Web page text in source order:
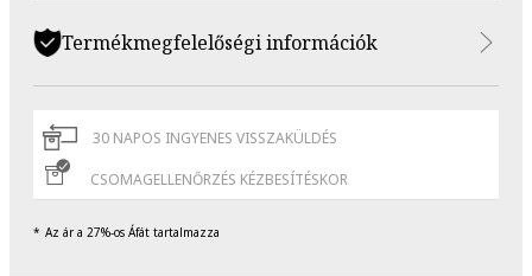
Termékmegfelelőségi információk
30 NAPOS INGYENES VISSZAKÜLDÉS
CSOMAGELLENŐRZÉS KÉZBESÍTÉSKOR
Az ár a 27%-os Áfát tartalmazza